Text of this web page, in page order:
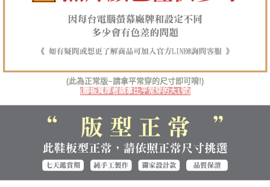
１．透過由恩沛科技股份有限公司提供之「AFTEE先享後付」服務完成之交
易，需依本服務之必要範圍內提供個人資料，並將交易相關給付款項請求債
２．關於個人資料處理事宜，請瀏覽以下網址：
３．未成年的使用者請事先徵得法定代理人或監護人之同意方可使用
「AFTEE先享後付」，若未經同意申辦者引起之損失，本公司不負相關責
４．使用「AFTEE先享後付」時，將依據個別帳號之用戶狀況，依本公司即
時審查核予不同之上限額度；若仍有額度不足之情形，本公司將視審查結果
請求用戶進行身份認證。
５．嚴禁一人註冊多個帳號或使用他人資訊註冊。若發現惡意使用之情形，
恩沛科技股份有限公司將有權停止該用戶之使用額度並採取法律行動。
每筆NT$100，滿NT$1,380(含以上)免運費
海外宅配（貨到付運費）(此為正常版~請拿平常穿的尺寸即可唷!)
(腳板寬厚者請拿比平常穿的大1號)